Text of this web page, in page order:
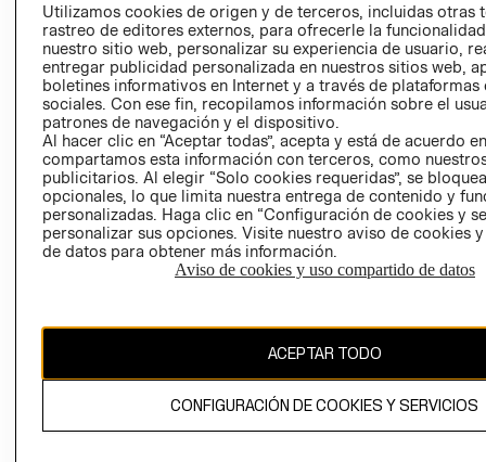
AVISO DE
PRIVACIDAD
GIFT CARD
AVISO DE
El contenido de esta página web está protegido por copyright y es
Utilizamos cookies de origen y de terceros, incluidas otras
rastreo de editores externos, para ofrecerle la
nuestro sitio web, personalizar su experiencia de usuario,
entregar publicidad personalizada en nuestros sitios web,
boletines informativos en Internet y a través de plataformas
sociales. Con ese fin, recopilamos información sobre el
patrones de navegación y el dispositivo.
Al hacer clic en “Aceptar todas”, acepta y está de acuerdo
compartamos esta información con terceros, como
publicitarios. Al elegir “Solo cookies requeridas”, se
opcionales, lo que limita nuestra entrega de contenido y
personalizadas. Haga clic en “Configuración de cookies y
personalizar sus opciones. Visite nuestro aviso de cookies
de datos para obtener más información.
Aviso de cookies y uso compartido de datos
ACEPTAR TODO
CONFIGURACIÓN DE COOKIES Y SERVICIOS